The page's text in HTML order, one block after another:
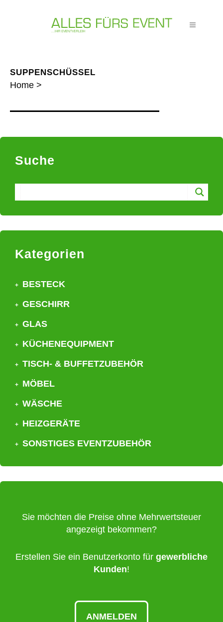
SUPPENSCHÜSSEL
Home >
Suche
Kategorien
BESTECK
GESCHIRR
GLAS
KÜCHENEQUIPMENT
TISCH- & BUFFETZUBEHÖR
MÖBEL
WÄSCHE
HEIZGERÄTE
SONSTIGES EVENTZUBEHÖR
Sie möchten die Preise ohne Mehrwertsteuer
angezeigt bekommen?
Erstellen Sie ein Benutzerkonto für gewerbliche
Kunden!
ANMELDEN